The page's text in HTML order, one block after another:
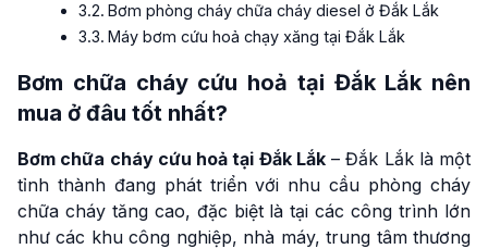
Bơm phòng cháy chữa cháy diesel ở Đắk Lắk
Máy bơm cứu hoả chạy xăng tại Đắk Lắk
Bơm chữa cháy cứu hoả tại Đắk Lắk nên
mua ở đâu tốt nhất?
Bơm chữa cháy cứu hoả tại Đắk Lắk– Đắk Lắk là một
tỉnh thành đang phát triển với nhu cầu phòng cháy
chữa cháy tăng cao, đặc biệt là tại các công trình lớn
như các khu công nghiệp, nhà máy, trung tâm thương